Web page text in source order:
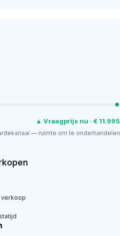
▲ Vraagprijs nu · € 11.995
— ruimte om te onderhandelen
verkoop